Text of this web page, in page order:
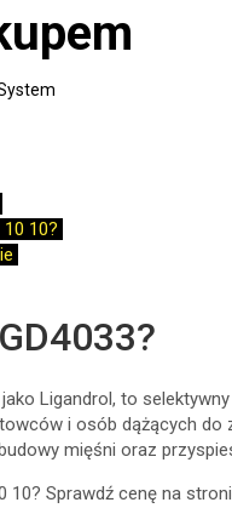
10 10?
Ligandrol, to
i osób dążących do
mięśni oraz
10? Sprawdź cenę na